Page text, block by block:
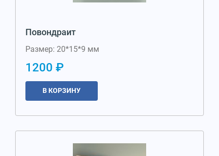
Повондраит
Размер: 20*15*9 мм
1200 ₽
В КОРЗИНУ